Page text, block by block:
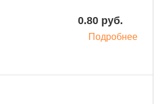
0.80 руб.
Подробнее